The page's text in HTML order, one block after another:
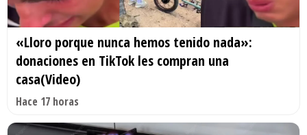
«Lloro porque nunca hemos tenido nada»:
donaciones en TikTok les compran una
casa(Video)
Hace 17 horas